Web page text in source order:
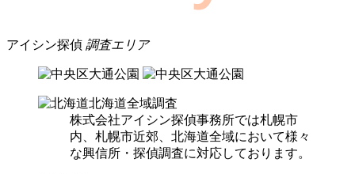
アイシン探偵 調査エリア
北海道全域調査
株式会社アイシン探偵事務所では札幌市
内、札幌市近郊、北海道全域において様々
な興信所・探偵調査に対応しております。